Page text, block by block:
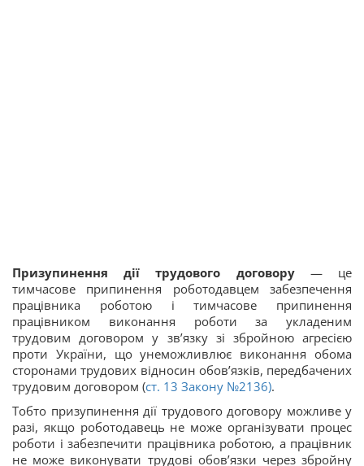
Призупинення дії трудового договору— це
тимчасове припинення роботодавцем забезпечення
працівника роботою і тимчасове припинення
працівником виконання роботи за укладеним
трудовим договором у зв’язку зі збройною агресією
проти України, що унеможливлює виконання обома
сторонами трудових відносин обов’язків, передбачених
трудовим договором (ст. 13 Закону №2136).
Тобто призупинення дії трудового договору можливе у
разі, якщо роботодавець не може організувати процес
роботи і забезпечити працівника роботою, а працівник
не може виконувати трудові обов’язки через збройну